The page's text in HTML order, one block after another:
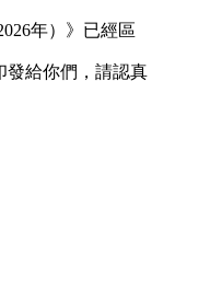
年）》已經區
發給你們，請認真